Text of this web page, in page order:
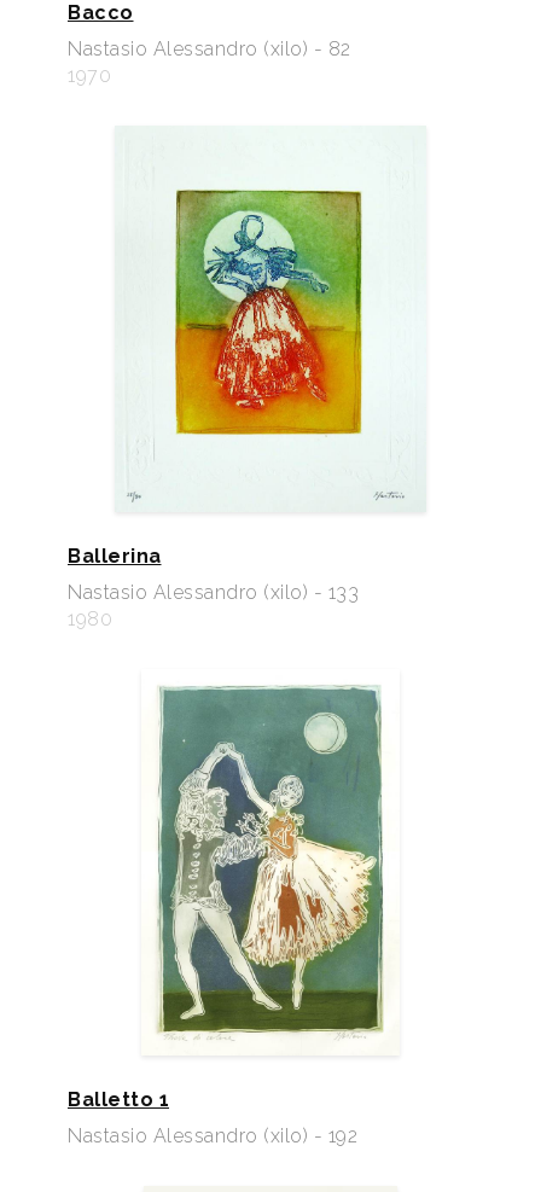
Bacco
Nastasio Alessandro (xilo) - 82
1970
Ballerina
Nastasio Alessandro (xilo) - 133
1980
Balletto 1
Nastasio Alessandro (xilo) - 192